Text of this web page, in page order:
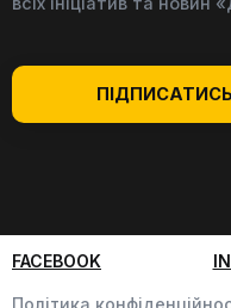
ПІДПИСАТИСЬ
FACEBOOK
Політика